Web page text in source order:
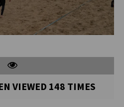
VIEWED 148 TIMES